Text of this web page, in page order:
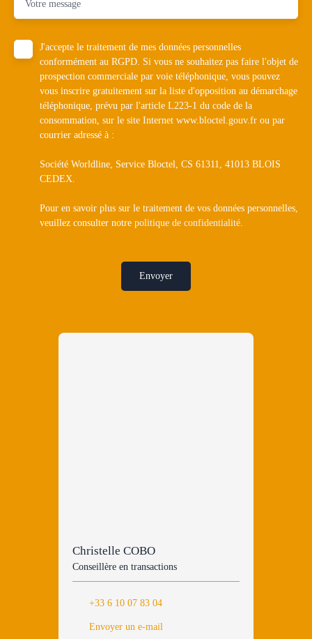
Votre message
J'accepte le traitement de mes données personnelles
conformément au RGPD. Si vous ne souhaitez pas faire l'objet de
prospection commerciale par voie téléphonique, vous pouvez
vous inscrire gratuitement sur la liste d'opposition au démarchage
téléphonique, prévu par l'article L223-1 du code de la
consommation, sur le site Internet www.bloctel.gouv.fr ou par
courrier adressé à :
Société Worldline, Service Bloctel, CS 61311, 41013 BLOIS
CEDEX.
Pour en savoir plus sur le traitement de vos données personnelles,
veuillez consulter notre politique de confidentialité
Envoyer
Christelle COBO
Conseillère en transactions
+33 6 10 07 83 04
Envoyer un e-mail